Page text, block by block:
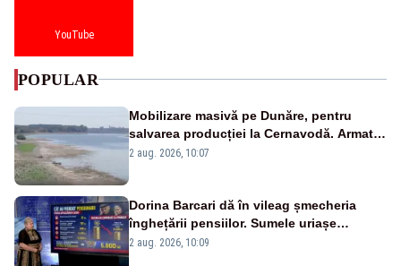
YouTube
POPULAR
Mobilizare masivă pe Dunăre, pentru
salvarea producției la Cernavodă. Armata
va detona o stâncă și va devia apa
2 aug. 2026, 10:07
Dorina Barcari dă în vileag șmecheria
înghețării pensiilor. Sumele uriașe
pierdute de fiecare român
2 aug. 2026, 10:09